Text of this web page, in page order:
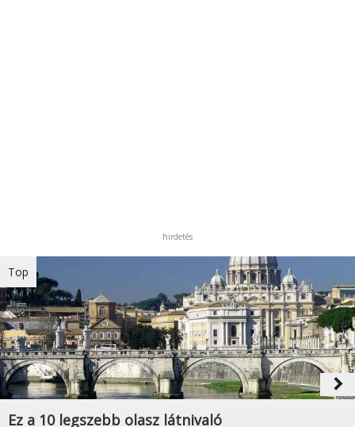
hirdetés
Top
navigate_next
Ez a 10 legszebb olasz látnivaló